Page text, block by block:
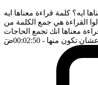
ايه؟ كلمة قراءة معناها ايه
القراءة هي جمع الكلمة من
معناها انك تجمع الحاجات
عشان تكون منها - 00:02:50 ضَ